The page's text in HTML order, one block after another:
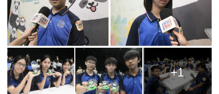
+1